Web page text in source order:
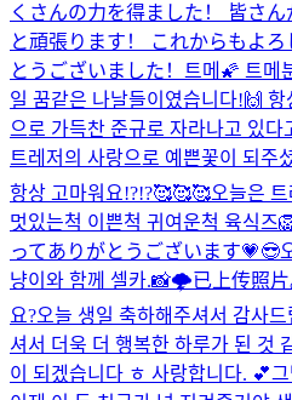
くさんの力を得ました！ 皆さ
と頑張ります！ これからもよ
とうございました！
트메🌠 트메
일 꿈같은 나날들이였습니다!🙌
으로 가득찬 준규로 자라나고 있다
트레저의 사랑으로 예쁜꽃이 되주
항상 고마워요!?!?🥰🥰🥰오늘은
멋있는척 이쁜척 귀여운척 육식즈
ってありがとうございます💗😎
냥이와 함께 셀카.📸🌩已上传照片
요?오늘 생일 축하해주셔서 감사
셔서 더욱 더 행복한 하루가 된 것
이 되겠습니다 ㅎ 사랑합니다. 💕